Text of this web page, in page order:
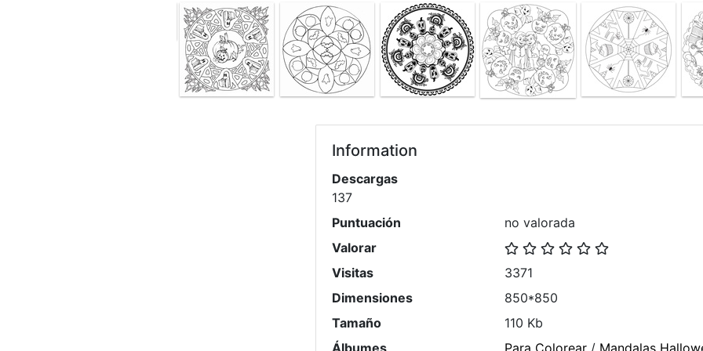
Information
Descargas
137
Puntuación
no valorada
Valorar
Visitas
3371
Dimensiones
850*850
Tamaño
110 Kb
Álbumes
Para Colorear / Mandalas